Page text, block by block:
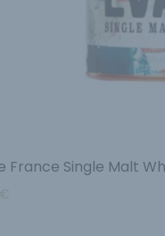
France Single Malt
€